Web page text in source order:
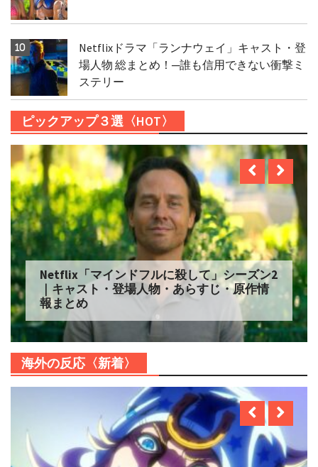
Netflixドラマ「ランナウェイ」キャスト・登
場人物 総まとめ！─誰も信用できない衝撃ミ
ステリー
ピックアップ３選〈HOT〉
Netflix「マインドフルに殺して」シーズン2
｜キャスト・登場人物・あらすじ・原作情
報まとめ
海外の反応〈新着〉